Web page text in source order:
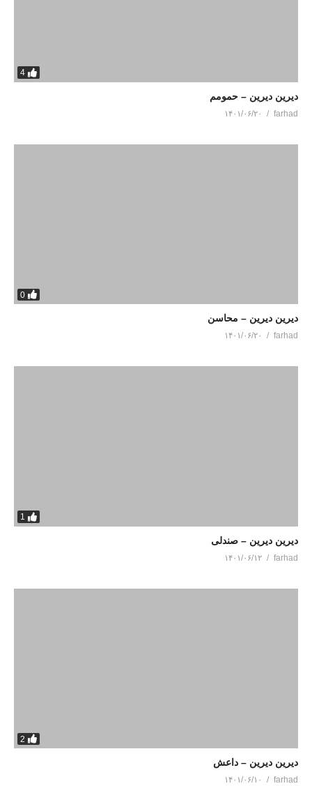
4
دیرین دیرین – حمومم
farhad ۱۴۰۱/۰۶/۲۰
0
دیرین دیرین – محاسن
farhad ۱۴۰۱/۰۶/۲۰
1
دیرین دیرین – صندلی
farhad ۱۴۰۱/۰۶/۱۲
2
دیرین دیرین – داعش
farhad ۱۴۰۱/۰۶/۱۰